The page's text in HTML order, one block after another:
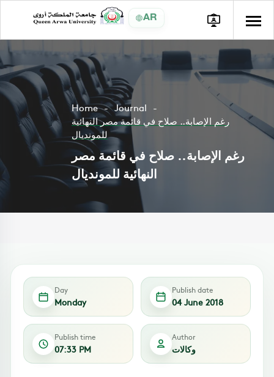
AR
Home
Journal
رغم الإصابة.. صلاح في قائمة مصر النهائية
للمونديال
رغم الإصابة.. صلاح في قائمة مصر
النهائية للمونديال
Day
Monday
Publish date
04 June 2018
Publish time
07:33 PM
Author
وكالات